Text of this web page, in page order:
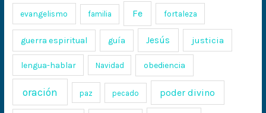
evangelismo familia Fe fortaleza
guerra espiritual guía Jesús justicia
lengua-hablar Navidad obediencia
oración paz pecado poder divino